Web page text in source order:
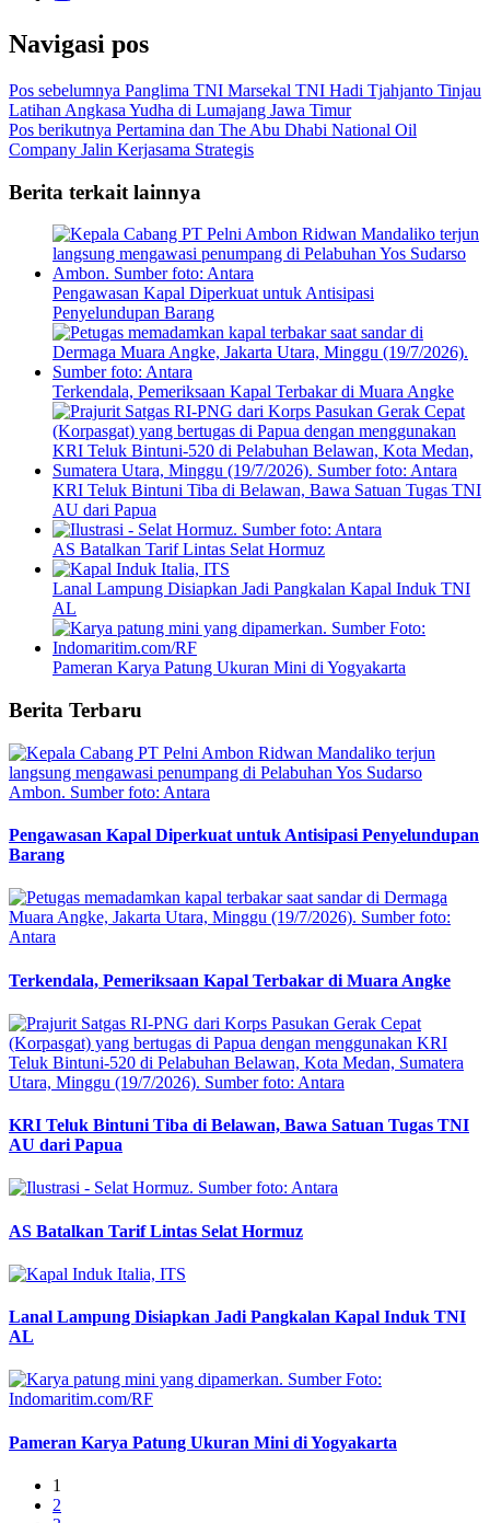
Navigasi pos
Pos sebelumnya Panglima TNI Marsekal TNI Hadi Tjahjanto Tinjau
Latihan Angkasa Yudha di Lumajang Jawa Timur
Pos berikutnya Pertamina dan The Abu Dhabi National Oil
Company Jalin Kerjasama Strategis
Berita terkait lainnya
Pengawasan Kapal Diperkuat untuk Antisipasi
Penyelundupan Barang
Terkendala, Pemeriksaan Kapal Terbakar di Muara Angke
KRI Teluk Bintuni Tiba di Belawan, Bawa Satuan Tugas TNI
AU dari Papua
AS Batalkan Tarif Lintas Selat Hormuz
Lanal Lampung Disiapkan Jadi Pangkalan Kapal Induk TNI
AL
Pameran Karya Patung Ukuran Mini di Yogyakarta
Berita Terbaru
Pengawasan Kapal Diperkuat untuk Antisipasi Penyelundupan
Barang
Terkendala, Pemeriksaan Kapal Terbakar di Muara Angke
KRI Teluk Bintuni Tiba di Belawan, Bawa Satuan Tugas TNI
AU dari Papua
AS Batalkan Tarif Lintas Selat Hormuz
Lanal Lampung Disiapkan Jadi Pangkalan Kapal Induk TNI
AL
Pameran Karya Patung Ukuran Mini di Yogyakarta
1
2